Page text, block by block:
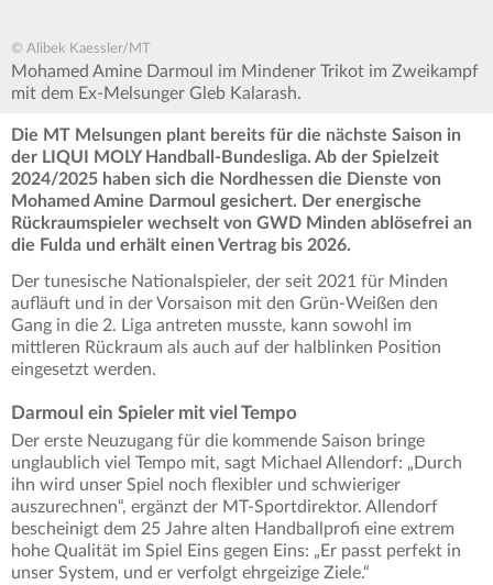
© Alibek Kaessler/MT
Mohamed Amine Darmoul im Mindener Trikot im Zweikampf
mit dem Ex-Melsunger Gleb Kalarash.
Die MT Melsungen plant bereits für die nächste Saison in
der LIQUI MOLY Handball-Bundesliga. Ab der Spielzeit
2024/2025 haben sich die Nordhessen die Dienste von
Mohamed Amine Darmoul gesichert. Der energische
Rückraumspieler wechselt von GWD Minden ablösefrei an
die Fulda und erhält einen Vertrag bis 2026.
Der tunesische Nationalspieler, der seit 2021 für Minden
aufläuft und in der Vorsaison mit den Grün-Weißen den
Gang in die 2. Liga antreten musste, kann sowohl im
mittleren Rückraum als auch auf der halblinken Position
eingesetzt werden.
Darmoul ein Spieler mit viel Tempo
Der erste Neuzugang für die kommende Saison bringe
unglaublich viel Tempo mit, sagt Michael Allendorf: „Durch
ihn wird unser Spiel noch flexibler und schwieriger
auszurechnen“, ergänzt der MT-Sportdirektor. Allendorf
bescheinigt dem 25 Jahre alten Handballprofi eine extrem
hohe Qualität im Spiel Eins gegen Eins: „Er passt perfekt in
unser System, und er verfolgt ehrgeizige Ziele.“